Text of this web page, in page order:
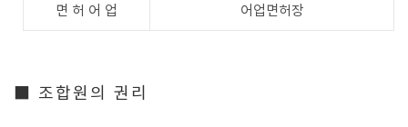
면 허 어 업 어업면허장
■ 조합원의 권리